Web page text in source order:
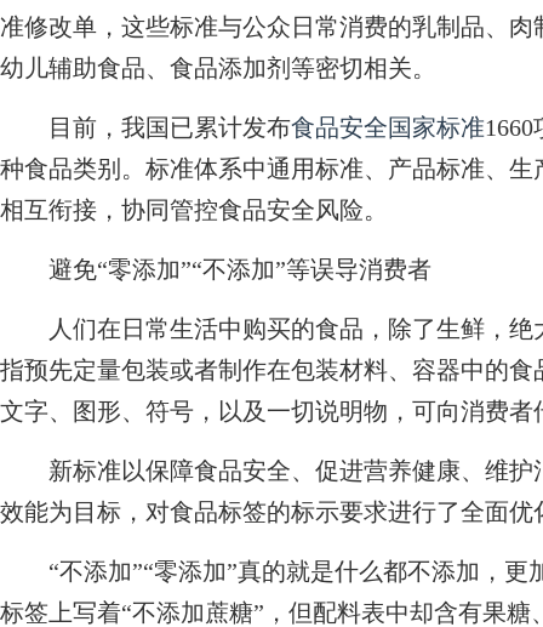
准修改单，这些标准与公众日常消费的乳制品、
幼儿辅助食品、食品添加剂等密切相关。
目前，我国已累计发布食品安全国家标准
种食品类别。标准体系中通用标准、产品标准、
相互衔接，协同管控食品安全风险。
避免“零添加”“不添加”等误导消费者
人们在日常生活中购买的食品，除了生鲜，绝
指预先定量包装或者制作在包装材料、容器中的
文字、图形、符号，以及一切说明物，可向消费
新标准以保障食品安全、促进营养健康、维护
效能为目标，对食品标签的标示要求进行了全面优
“不添加”“零添加”真的就是什么都不添加，更
标签上写着“不添加蔗糖”，但配料表中却含有果